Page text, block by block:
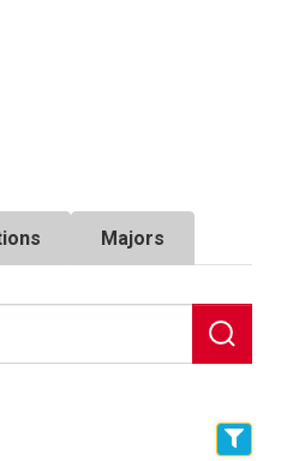
Majors